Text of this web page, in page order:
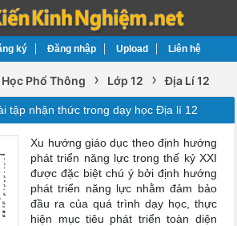
ký Đăng nhập Upload Liên hệ
Phổ Thông › Lớp 12 › Địa Lí 12
tập nhận thức trong dạy học Địa lí 12
Xu hướng giáo dục theo định hướng
phát triển năng lực trong thế kỷ XXI
được đặc biệt chú ý bởi định hướng
phát triển năng lực nhằm đảm bảo
đầu ra của quá trình dạy học, thực
hiện mục tiêu phát triển toàn diện